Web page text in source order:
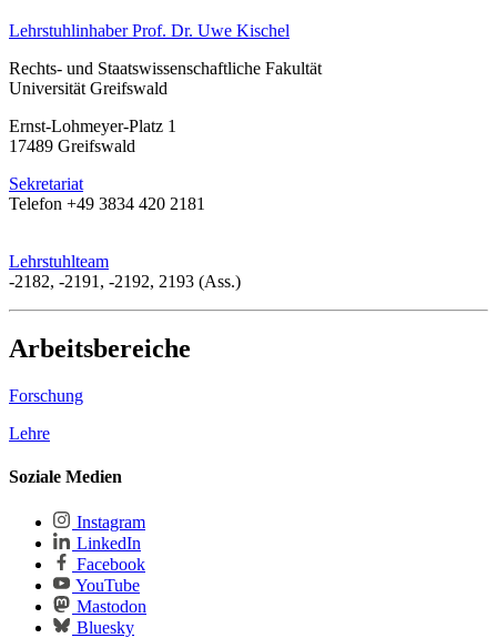
Lehrstuhlinhaber Prof. Dr. Uwe Kischel
Rechts- und Staatswissenschaftliche Fakultät
Universität Greifswald
Ernst-Lohmeyer-Platz 1
17489 Greifswald
Sekretariat
Telefon +49 3834 420 2181
Lehrstuhlteam
-2182, -2191, -2192, 2193 (Ass.)
Arbeitsbereiche
Forschung
Lehre
Soziale Medien
Instagram
LinkedIn
Facebook
YouTube
Mastodon
Bluesky